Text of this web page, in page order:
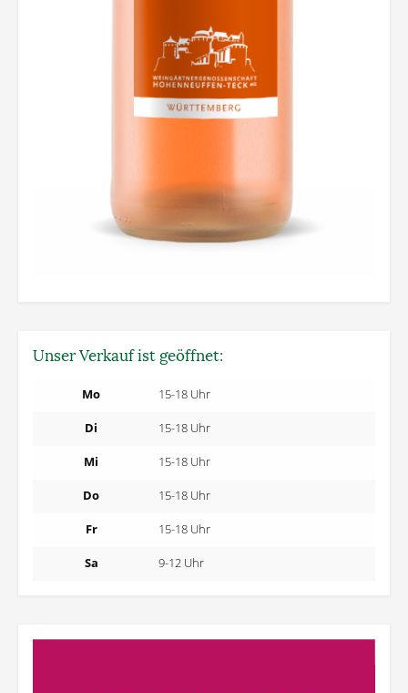
Unser Verkauf ist geöffnet:
Mo 15-18 Uhr
Di 15-18 Uhr
Mi 15-18 Uhr
Do 15-18 Uhr
Fr 15-18 Uhr
Sa 9-12 Uhr